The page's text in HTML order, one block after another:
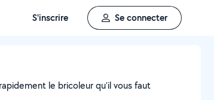
S'inscrire Se connecter
le bricoleur qu'il vous faut